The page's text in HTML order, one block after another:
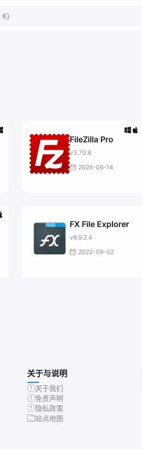
FileZilla Pro
v3.70.6
2026-06-14
FX File Explorer
v8.9.2.4
2022-09-02
关于与说明
关于我们
免责声明
隐私政策
站点地图